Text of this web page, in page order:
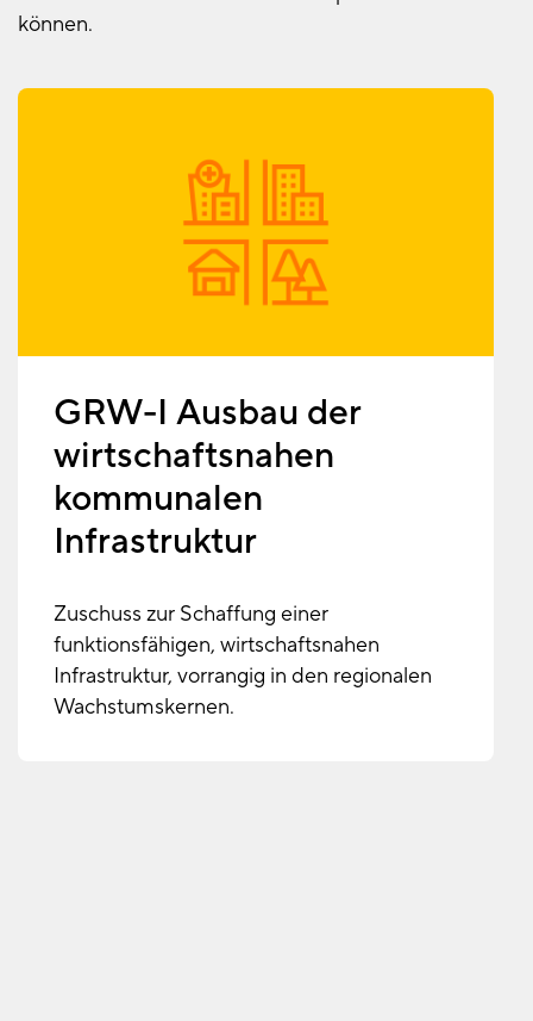
können.
GRW-I Ausbau der
wirtschaftsnahen
kommunalen
Infrastruktur
Zuschuss zur Schaffung einer
funktionsfähigen, wirtschaftsnahen
Infrastruktur, vorrangig in den regionalen
Wachstumskernen.